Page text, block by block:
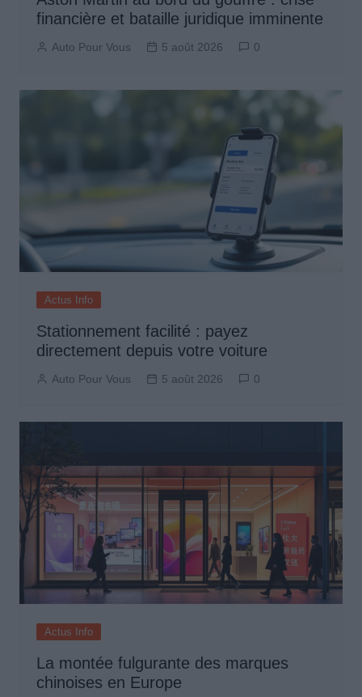
financière et bataille juridique imminente
Auto Pour Vous 5 août 2026 0
Actus Info
Stationnement facilité : payez
directement depuis votre voiture
Auto Pour Vous 5 août 2026 0
Actus Info
La montée fulgurante des marques
chinoises en Europe